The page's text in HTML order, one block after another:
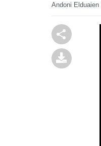
Andoni Elduaien